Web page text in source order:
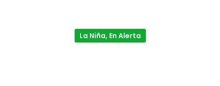
La Niña, En Alerta